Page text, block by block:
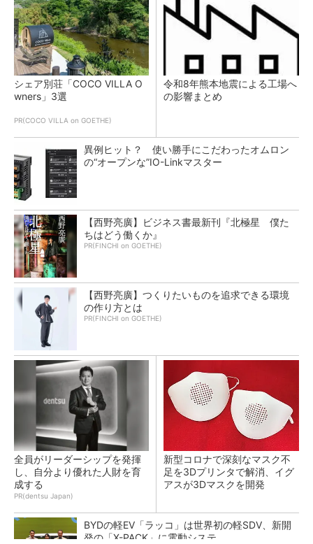
シェア別荘「COCO VILLA O
wners」3選
PR(COCO VILLA on GOETHE)
令和8年熊本地震による工場へ
の影響まとめ
異例ヒット？ 使い勝手にこだわったオムロン
の“オープンな”IO-Linkマスター
【西野亮廣】ビジネス書最新刊『北極星 僕た
ちはどう働くか』
PR(FINCHI on GOETHE)
【西野亮廣】つくりたいものを追求できる環境
の作り方とは
PR(FINCHI on GOETHE)
全員がリーダーシップを発揮
し、自分より優れた人財を育
成する
PR(dentsu Japan)
新型コロナで深刻なマスク不
足を3Dプリンタで解消、イグ
アスが3Dマスクを開発
BYDの軽EV「ラッコ」は世界初の軽SDV、新開
発の「X-PACK」に電動システ...